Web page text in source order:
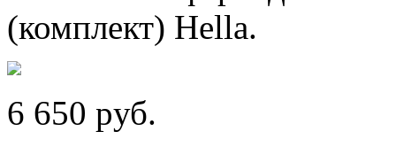
(комплект) Hella.
6 650 pуб.